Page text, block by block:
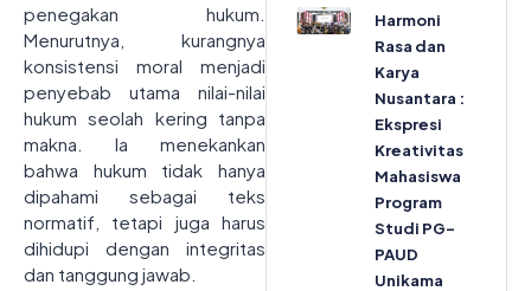
penegakan hukum.
Menurutnya, kurangnya
konsistensi moral menjadi
penyebab utama nilai-nilai
hukum seolah kering tanpa
makna. Ia menekankan
bahwa hukum tidak hanya
dipahami sebagai teks
normatif, tetapi juga harus
dihidupi dengan integritas
dan tanggung jawab.
Harmoni
Rasa dan
Karya
Nusantara :
Ekspresi
Kreativitas
Mahasiswa
Program
Studi PG-
PAUD
Unikama